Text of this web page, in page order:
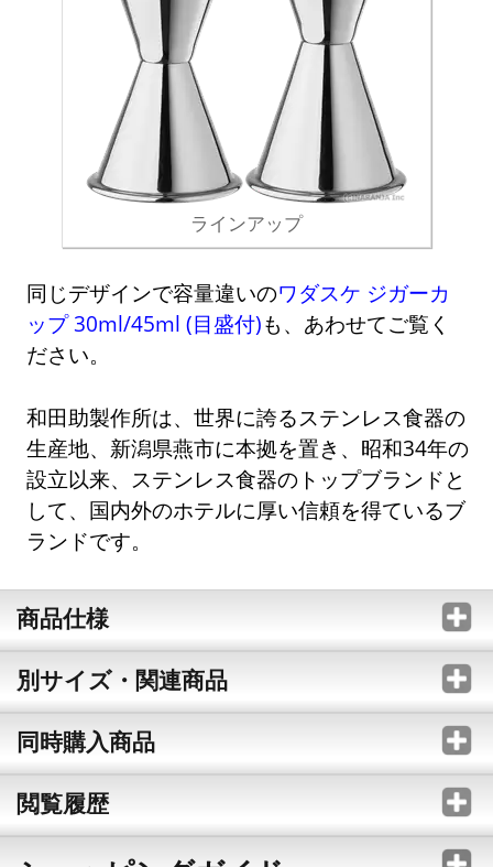
ラインアップ
同じデザインで容量違いのワダスケ ジガーカ
ップ 30ml/45ml (目盛付)も、あわせてご覧く
ださい。
和田助製作所は、世界に誇るステンレス食器の
生産地、新潟県燕市に本拠を置き、昭和34年の
設立以来、ステンレス食器のトップブランドと
して、国内外のホテルに厚い信頼を得ているブ
ランドです。
商品仕様
別サイズ・関連商品
同時購入商品
閲覧履歴